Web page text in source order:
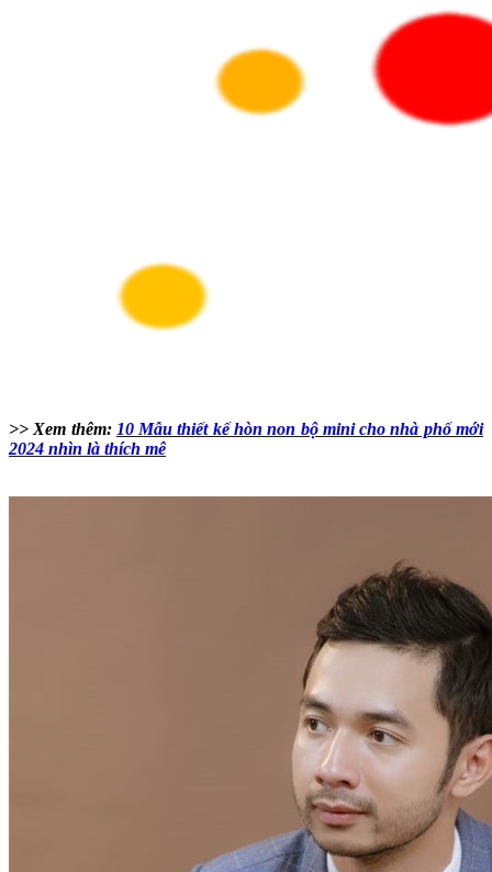
>> Xem thêm: 10 Mẫu thiết kế hòn non bộ mini cho nhà phố mới
2024 nhìn là thích mê